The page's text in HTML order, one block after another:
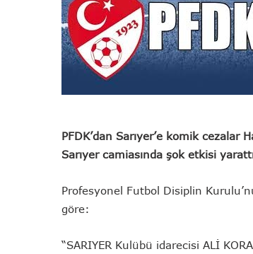
PFDK’dan Sarıyer’e komik
Sarıyer camiasında şok etkisi
Profesyonel Futbol Disiplin
göre:
“SARIYER Kulübü idarecisi ALİ